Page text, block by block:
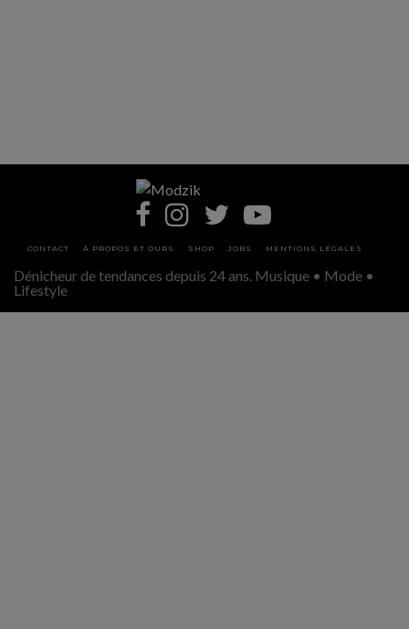
CONTACT À PROPOS ET OURS SHOP JOBS MENTIONS LÉGALES
Dénicheur de tendances depuis 24 ans. Musique • Mode •
Lifestyle